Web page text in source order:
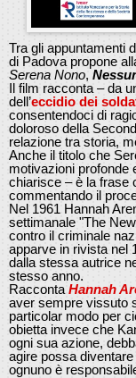
Tra gli appuntamenti
di Padova propone
Serena Nono,
Il film racconta – da
dell’eccidio dei
consentendoci di
doloroso della
relazione tra storia,
Anche il titolo che
motivazioni profonde
chiarisce – è la frase
commentando il
Nel 1961 Hannah
settimanale "The
contro il criminale
apparve in rivista nel
dalla stessa autrice
stesso anno.
Racconta Hannah
aver sempre vissuto
particolar modo per
obietta invece che
ogni sua azione,
agire possa
ognuno è